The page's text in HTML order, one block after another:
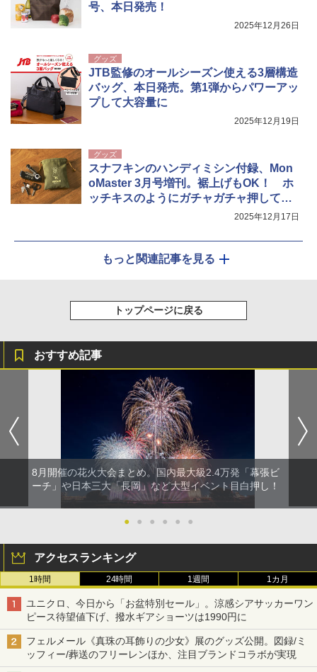
号、本日発売！
2025年12月26日
グッズ
JTB監修のオールシーズン使える3層構造
バッグ、本日発売。第1弾からパワーアッ
プして大容量に
2025年12月19日
グッズ
スナフキンのハンディミシン付録、Mon
oMaster 3月号増刊。裾上げもOK！ ホ
ッチキスのようにガチャガチャ押して縫
2025年12月17日
もっと関連記事を見る
トップページに戻る
おすすめ記事
8月開催の花火大会まとめ。国内最大級2.4万発「幕張ビ
ーチ」や日本三大「長岡」など大型イベント目白押し！
● ● ● ● ● ●
アクセスランキング
1時間 24時間 1週間 1カ月
ユニクロ、今日から「お盆特別セール」。涼感シアサッカーワン
ピース待望値下げ、撥水ギアショーツは1990円に
フェルメール《真珠の耳飾りの少女》展のグッズ公開。図録/ミ
ッフィー/葬送のフリーレンほか、注目ブランドコラボが実現